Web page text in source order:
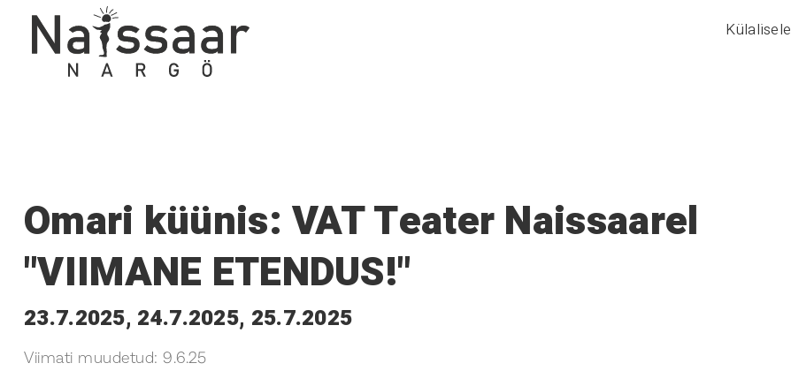
Külalisele
Omari küünis: VAT Teater Naissaarel
"VIIMANE ETENDUS!"
23.7.2025, 24.7.2025, 25.7.2025
Viimati muudetud: 9.6.25